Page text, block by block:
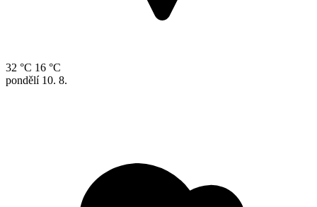
32 °C 16 °C
pondělí 10. 8.